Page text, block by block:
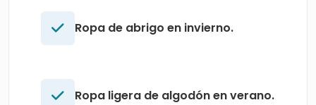
Ropa de abrigo en invierno.
Ropa ligera de algodón en verano.